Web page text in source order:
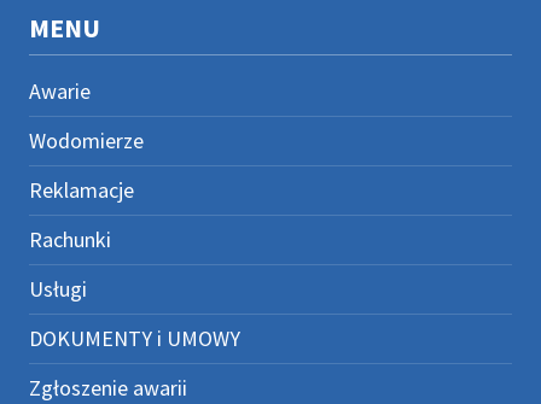
MENU
Awarie
Wodomierze
Reklamacje
Rachunki
Usługi
DOKUMENTY i UMOWY
Zgłoszenie awarii